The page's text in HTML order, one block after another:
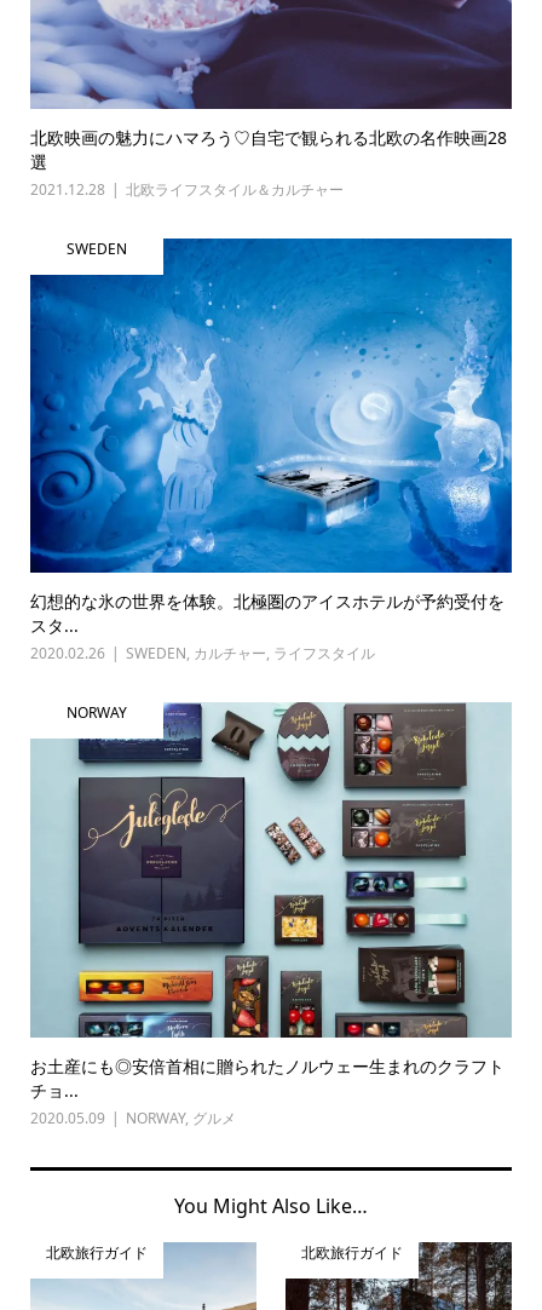
北欧映画の魅力にハマろう♡自宅で観られる北欧の名作映画28
選
2021.12.28 北欧ライフスタイル＆カルチャー
SWEDEN
幻想的な氷の世界を体験。北極圏のアイスホテルが予約受付を
スタ...
2020.02.26 SWEDEN, カルチャー, ライフスタイル
NORWAY
お土産にも◎安倍首相に贈られたノルウェー生まれのクラフト
チョ...
2020.05.09 NORWAY, グルメ
You Might Also Like…
北欧旅行ガイド 北欧旅行ガイド